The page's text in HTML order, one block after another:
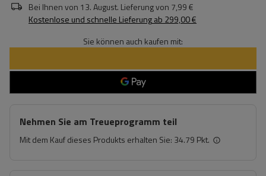
Bei Ihnen von 13. August. Lieferung von 7,99 €
Kostenlose und schnelle Lieferungab 299,00 €
Sie können auch kaufen mit:
Nehmen Sie am Treueprogramm teil
Mit dem Kauf dieses Produkts erhalten Sie: 34.79 Pkt.